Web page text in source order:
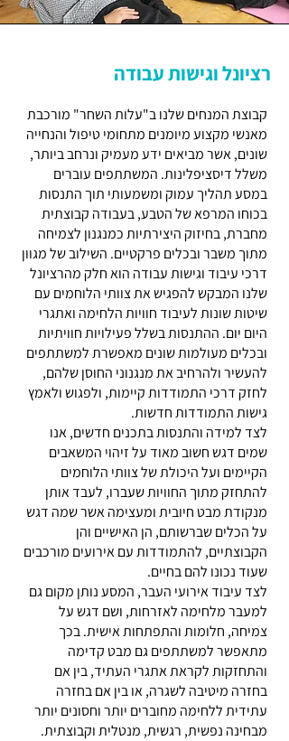
רציונל וגישות עבודה
קבוצת המנחים שלנו ב"עלות השחר" מורכבת
מאנשי מקצוע מיומנים מתחומי טיפול והנחייה
שונים, אשר מביאים ידע מעמיק ונרחב ביותר,
משלל דיסציפלינות. המשתתפים עוברים
במסע תהליך עמוק ומשמעותי תוך התנסות
בכוחו המרפא של הטבע, בעבודה קבוצתית
מחברת, בחיזוק היצירתיות כמנגנון לצמיחה
מתוך משבר ובכלים פרקטיים. השילוב של מגוון
דרכי עיבוד וגישות עבודה הוא חלק מהרציונל
שלנו המבקש להפגיש את צוותי הלוחמים עם
שיטות שונות לעיבוד חוויות הלחימה ואתגרי
היום יום. ההתנסות בשלל פעילויות חוויתיות
ובכלים מעולמות שונים מאפשרת למשתתפים
להעשיר ולהרחיב את מנגנוני החוסן שלהם,
לחזק דרכי התמודדות קיימות, ולפגוש ולאמץ
גישות התמודדות חדשות.
לצד למידה והתנסות בתכנים חדשים, אנו
שמים דגש חשוב מאוד על זיהוי המשאבים
הקיימים ועל היכולת של צוותי הלוחמים
להתחזק מתוך החוויות שעברו, לעבד אותן
מנקודת מבט חיובית ומעצימה אשר שמה דגש
על הכלים שברשותם, הן האישיים והן
הקבוצתיים, להתמודדות עם אירועים מורכבים
שעוד נכונו להם בחיים.
לצד עיבוד אירועי העבר, המסע נותן מקום גם
למעבר מלחימה לאזרחות, ושם דגש על
צמיחה, חלומות והתפתחות אישית. בכך
מתאפשר למשתתפים גם מבט קדימה
והתחזקות לקראת אתגרי העתיד, בין אם
בחזרה מיטיבה לשגרה, או בין אם בחזרה
עתידית ללחימה מחוברים יותר וחסונים יותר
מבחינה נפשית, רגשית, מנטלית וקבוצתית.